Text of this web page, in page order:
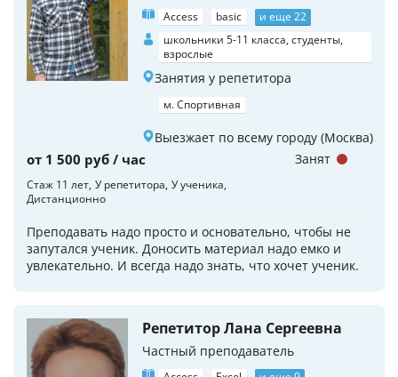
Access basic
и еще 22
школьники 5-11 класса, студенты,
взрослые
Занятия у репетитора
м. Спортивная
Выезжает по всему городу (Москва)
от 1 500 руб / час
Стаж 11 лет У репетитора У ученика
Дистанционно
Преподавать надо просто и основательно, чтобы не
запутался ученик. Доносить материал надо емко и
увлекательно. И всегда надо знать, что хочет ученик.
Занят
Репетитор Лана Сергеевна
Частный преподаватель